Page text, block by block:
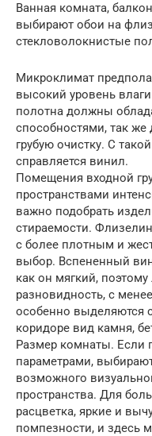
Ванная комната,
выбирают обои на
стекловолокнистые
Микроклимат
высокий уровень
полотна должны
способностями, так
грубую очистку. С
справляется винил.
Помещения входной
пространствами
важно подобрать
стираемости.
с более плотным и
выбор. Вспененный
как он мягкий,
разновидность, с
особенно выделяются
коридоре вид камня,
Размер комнаты.
параметрами,
возможного
пространства. Для
расцветка, яркие и
помпезности, и здесь